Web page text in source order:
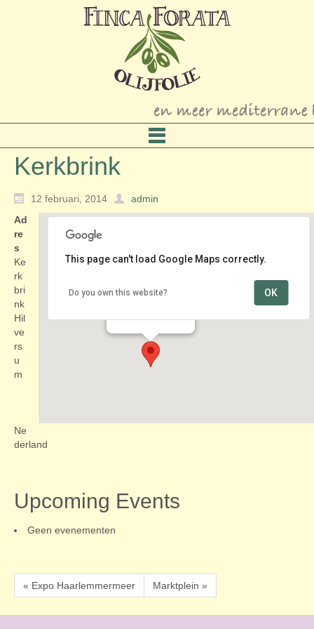
Kerkbrink
12 februari, 2014 admin
Kerkbrink
This page can't load Google Maps correctly.
Do you own this website? OK
Ad
re
s
Ke
rk
bri
nk
Hil
ve
rs
u
m
Ne
derland
Upcoming Events
Geen evenementen
« Expo Haarlemmermeer Marktplein »